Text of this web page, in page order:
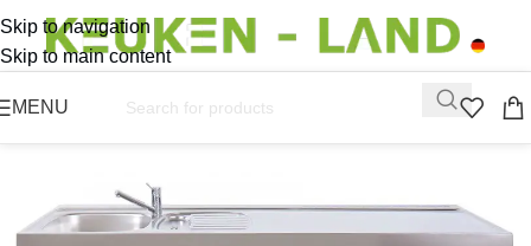
Skip to navigation
Skip to main content
MENU